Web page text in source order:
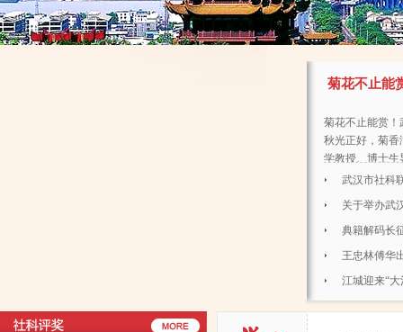
菊花不止能
菊花不止能赏！
秋光正好，菊香
学教授、博士生
武汉市社科
的通知..
关于举办武
解员大..
典籍解码长
坛”开..
王忠林傅华
活..
江城迎来“